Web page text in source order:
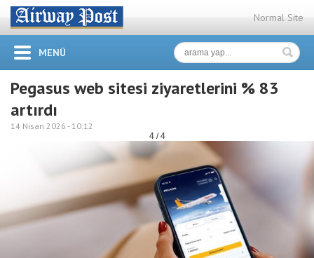
Normal Site
MENÜ
Pegasus web sitesi ziyaretlerini % 83
artırdı
14 Nisan 2026 - 10:12
4 / 4